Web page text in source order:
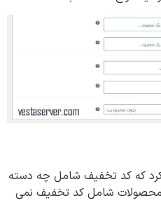
که کد تخفیف شامل چه دسته
محصولات شامل کد تخفیف نمی